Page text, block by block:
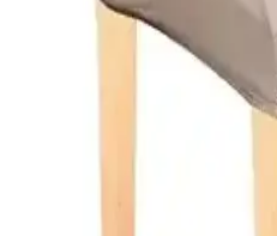
Faiend Lik Likları ve Tuğla
İki Faiend sandalye kılıfını detaylı
dayanıklılık ve kullanım kolaylığı